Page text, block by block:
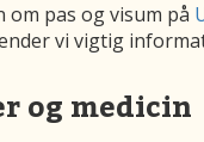
pas og visum på
vi vigtig
og medicin